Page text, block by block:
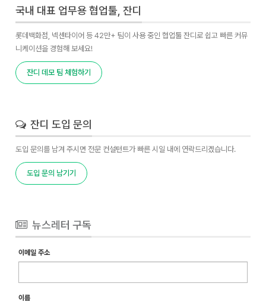
국내 대표 업무용 협업툴, 잔디
롯데백화점, 넥센타이어 등 42만+ 팀이 사용 중인 협업툴 잔디로 쉽고 빠른 커뮤
니케이션을 경험해 보세요!
잔디 데모 팀 체험하기
잔디 도입 문의
도입 문의를 남겨 주시면 전문 컨설턴트가 빠른 시일 내에 연락드리겠습니다.
도입 문의 남기기
뉴스레터 구독
이메일 주소
이름